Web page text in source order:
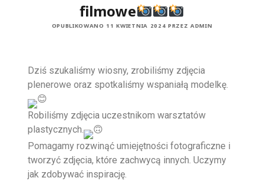
filmowe
OPUBLIKOWANO 11 KWIETNIA 2024 PRZEZ ADMIN
Dziś szukaliśmy wiosny, zrobiliśmy zdjęcia
plenerowe oraz spotkaliśmy wspaniałą modelkę.
Robiliśmy zdjęcia uczestnikom warsztatów
plastycznych.
Pomagamy rozwinąć umiejętności fotograficzne i
tworzyć zdjęcia, które zachwycą innych. Uczymy
jak zdobywać inspirację.